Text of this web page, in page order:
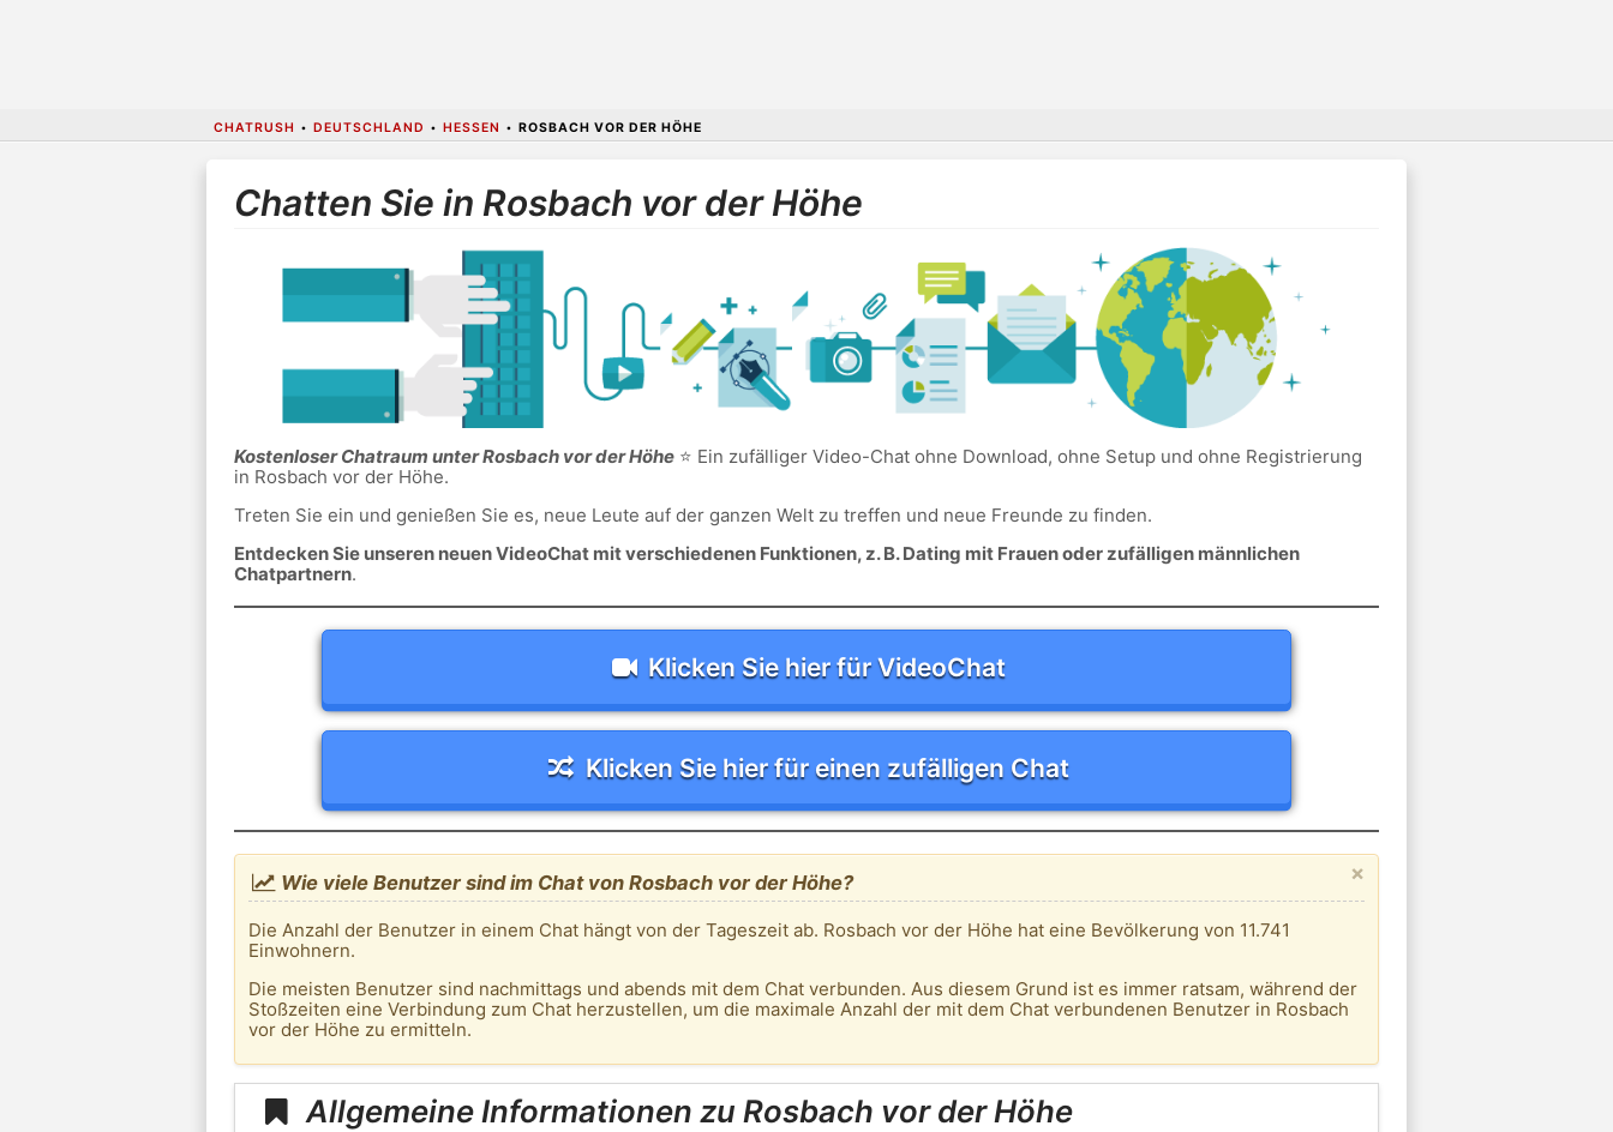
CHATRUSH • DEUTSCHLAND • HESSEN • ROSBACH VOR DER HÖHE
Chatten Sie in Rosbach vor der Höhe
Kostenloser Chatraum unter Rosbach vor der Höhe⭐ Ein zufälliger Video-Chat ohne Download, ohne Setup und ohne Registrierung
in Rosbach vor der Höhe.
Treten Sie ein und genießen Sie es, neue Leute auf der ganzen Welt zu treffen und neue Freunde zu finden.
Entdecken Sie unseren neuen VideoChat mit verschiedenen Funktionen, z. B. Dating mit Frauen oder zufälligen männlichen
Chatpartnern.
Klicken Sie hier für VideoChat
Klicken Sie hier für einen zufälligen Chat
×
Wie viele Benutzer sind im Chat von Rosbach vor der Höhe?
Die Anzahl der Benutzer in einem Chat hängt von der Tageszeit ab. Rosbach vor der Höhe hat eine Bevölkerung von 11.741
Einwohnern.
Die meisten Benutzer sind nachmittags und abends mit dem Chat verbunden. Aus diesem Grund ist es immer ratsam, während der
Stoßzeiten eine Verbindung zum Chat herzustellen, um die maximale Anzahl der mit dem Chat verbundenen Benutzer in Rosbach
vor der Höhe zu ermitteln.
Allgemeine Informationen zu Rosbach vor der Höhe